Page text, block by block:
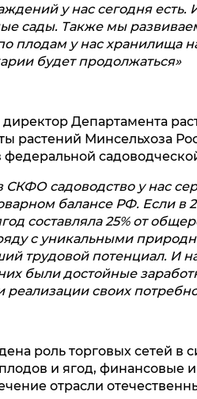
у нас сегодня есть.
сады. Также мы
плодам у нас хранилища
будет продолжаться»
директор Департамента
растений Минсельхоза
садоводство у нас
балансе РФ. Если в
составляла 25% от
с уникальными
трудовой потенциал. И
были достойные
своих
роль торговых сетей в
и ягод, финансовые
отрасли